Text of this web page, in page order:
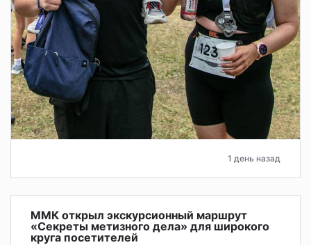
1 день назад
ММК открыл экскурсионный маршрут
«Секреты метизного дела» для широкого
круга посетителей